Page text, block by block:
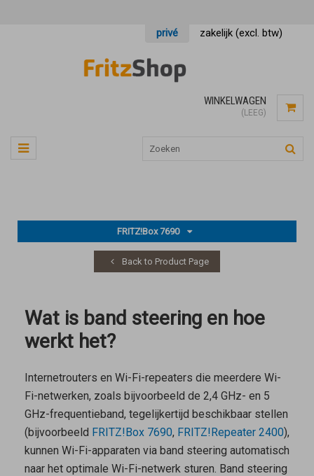
privé zakelijk (excl. btw)
WINKELWAGEN
(LEEG)
FRITZ!Box 7690
Back to Product Page
Wat is band steering en hoe
werkt het?
Internetrouters en Wi-Fi-repeaters die meerdere Wi-
Fi-netwerken, zoals bijvoorbeeld de 2,4 GHz- en 5
GHz-frequentieband, tegelijkertijd beschikbaar stellen
(bijvoorbeeld FRITZ!Box 7690, FRITZ!Repeater 2400),
kunnen Wi-Fi-apparaten via band steering automatisch
naar het optimale Wi-Fi-netwerk sturen. Band steering